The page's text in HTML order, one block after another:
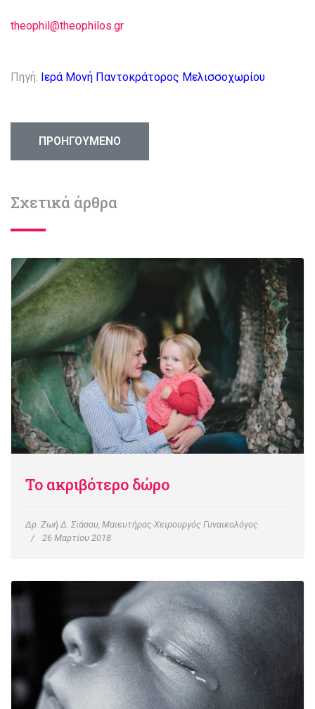
theophil@theophilos.gr
Πηγή: Ιερά Μονή Παντοκράτορος Μελισσοχωρίου
ΠΡΟΗΓΟΎΜΕΝΟ ΆΡΘΡΟ: ΤῸ ΠΑΙΔῚ ΠΟῪ ΔῈΝ
ΠΡΟΗΓΟΎΜΕΝΟ
Σχετικά άρθρα
Το ακριβότερο δώρο
Δρ. Ζωή Δ. Σιάσου, Μαιευτήρας-Χειρουργός Γυναικολόγος
26 Μαρτίου 2018